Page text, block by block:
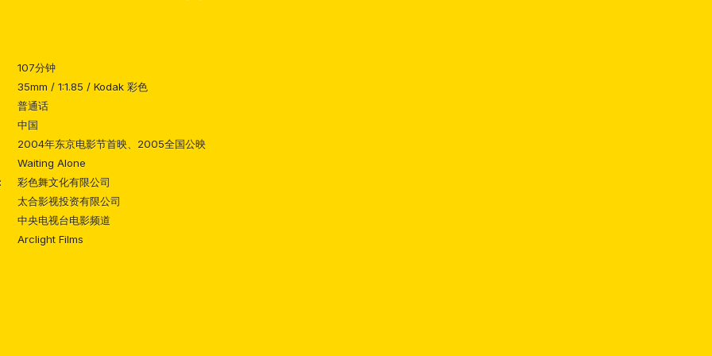
107分钟
35mm / 1:1.85 / Kodak 彩色
普通话
中国
2004年东京电影节首映、2005全国公映
Waiting Alone
彩色舞文化有限公司
太合影视投资有限公司
中央电视台电影频道
Arclight Films